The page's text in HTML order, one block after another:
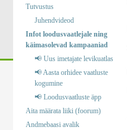
Tutvustus
Juhendvideod
Infot loodusvaatlejale ning
käimasolevad kampaaniad
📢 Uus imetajate levikuatlas
📢 Aasta orhidee vaatluste
kogumine
📢 Loodusvaatluste äpp
Aita määrata liiki (foorum)
Andmebaasi avalik